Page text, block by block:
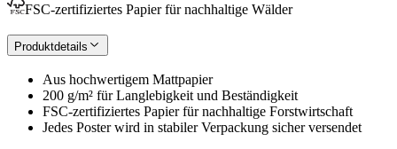
FSC-zertifiziertes Papier für nachhaltige Wälder
Produktdetails
Aus hochwertigem Mattpapier
200 g/m² für Langlebigkeit und Beständigkeit
FSC-zertifiziertes Papier für nachhaltige Forstwirtschaft
Jedes Poster wird in stabiler Verpackung sicher versendet